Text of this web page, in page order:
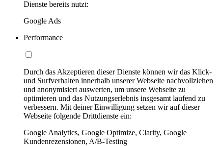
Dienste bereits nutzt:
Google Ads
Performance
Durch das Akzeptieren dieser Dienste können wir das Klick-
und Surfverhalten innerhalb unserer Webseite nachvollziehen
und anonymisiert auswerten, um unsere Webseite zu
optimieren und das Nutzungserlebnis insgesamt laufend zu
verbessern. Mit deiner Einwilligung setzen wir auf dieser
Webseite folgende Drittdienste ein:
Google Analytics, Google Optimize, Clarity, Google
Kundenrezensionen, A/B-Testing